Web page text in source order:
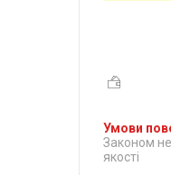
Законом
якості